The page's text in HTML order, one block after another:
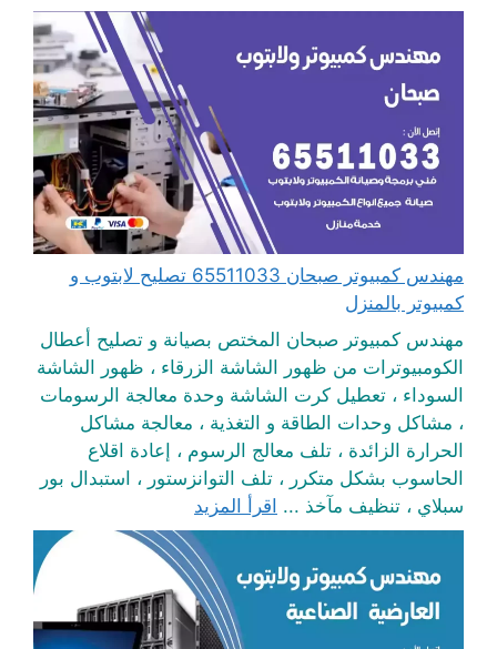
مهندس كمبيوتر صبحان 65511033 تصليح لابتوب و
كمبيوتر بالمنزل
مهندس كمبيوتر صبحان المختص بصيانة و تصليح أعطال
الكومبيوترات من ظهور الشاشة الزرقاء ، ظهور الشاشة
السوداء ، تعطيل كرت الشاشة وحدة معالجة الرسومات
، مشاكل وحدات الطاقة و التغذية ، معالجة مشاكل
الحرارة الزائدة ، تلف معالج الرسوم ، إعادة اقلاع
الحاسوب بشكل متكرر ، تلف التوانزستور ، استبدال بور
سبلاي ، تنظيف مآخذ ... اقرأ المزيد